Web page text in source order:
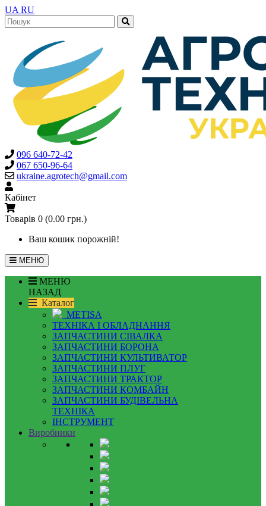
UA RU
096 640-72-42
067 650-96-64
ukraine.agrotech@gmail.com
Кабінет
Товарів 0 (0.00 грн.)
Ваш кошик порожній!
МЕНЮ
МЕНЮ
НАЗАД
Каталог
METISA
ТЕХНІКА І ОБЛАДНАННЯ
ЗАПЧАСТИНИ СІВАЛКА
ЗАПЧАСТИНИ БОРОНА
ЗАПЧАСТИНИ КУЛЬТИВАТОР
ЗАПЧАСТИНИ ПЛУГ
ЗАПЧАСТИНИ ТРАКТОР
ЗАПЧАСТИНИ КОМБАЙН
ЗАПЧАСТИНИ БУДІВЕЛЬНА
ТЕХНІКА
ІНСТРУМЕНТ
Виробники